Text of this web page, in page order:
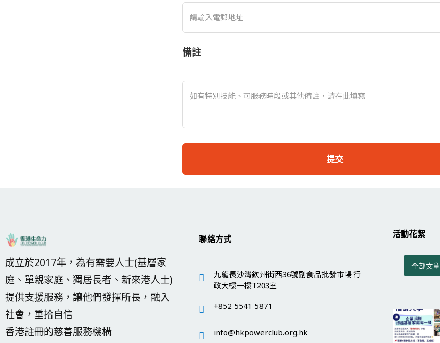
備註
提交
成立於2017年，為有需要人士(基層家
庭、單親家庭、獨居長者、新來港人士)
提供支援服務，讓他們發揮所長，融入
社會，重拾自信
香港註冊的慈善服務機構
聯絡方式
九龍長沙灣欽州街西36號副食品批發市場 行
政大樓一樓T203室
+852 5541 5871
info@hkpowerclub.org.hk
活動花絮
全部文章